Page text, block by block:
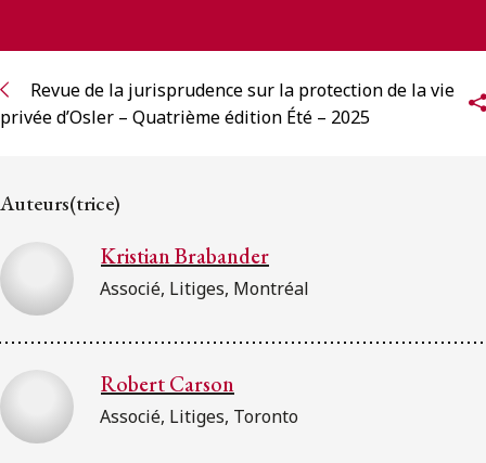
Revue de la jurisprudence sur la protection de la vie
privée d’Osler – Quatrième édition Été – 2025
Auteurs(trice)
Kristian Brabander
Associé, Litiges, Montréal
Robert Carson
Associé, Litiges, Toronto